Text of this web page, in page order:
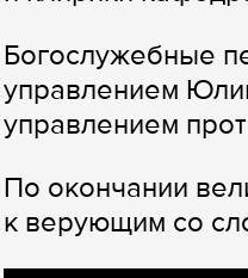
Богослужебные
управлением
управлением
По окончании
к верующим со